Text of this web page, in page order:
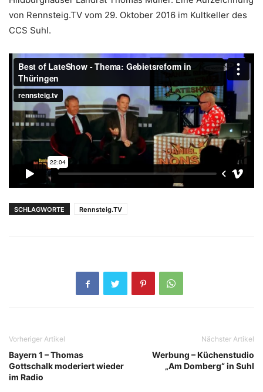
von Rennsteig.TV vom 29. Oktober 2016 im Kultkeller des
CCS Suhl.
SCHLAGWORTE Rennsteig.TV
Vorheriger Artikel
Bayern 1 – Thomas
Gottschalk moderiert wieder
im Radio
Nächster Artikel
Werbung – Küchenstudio
„Am Domberg“ in Suhl